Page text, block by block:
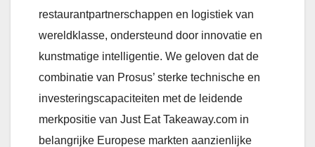
restaurantpartnerschappen en logistiek van
wereldklasse, ondersteund door innovatie en
kunstmatige intelligentie. We geloven dat de
combinatie van Prosus’ sterke technische en
investeringscapaciteiten met de leidende
merkpositie van Just Eat Takeaway.com in
belangrijke Europese markten aanzienlijke